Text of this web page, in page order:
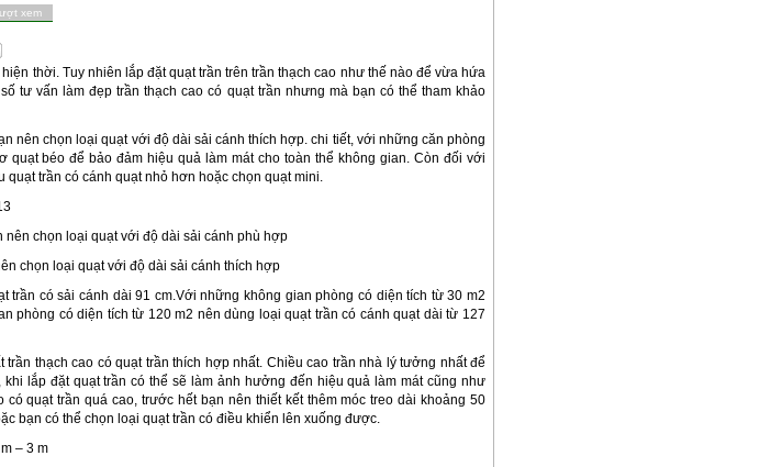
xem
thời. Tuy nhiên lắp đặt quạt trần trên trần thạch cao như thế nào để vừa hứa
tư vấn làm đẹp trần thạch cao có quạt trần nhưng mà bạn có thể tham khảo
nên chọn loại quạt với độ dài sải cánh thích hợp. chi tiết, với những căn phòng
béo để bảo đảm hiệu quả làm mát cho toàn thể không gian. Còn đối với
trần có cánh quạt nhỏ hơn hoặc chọn quạt mini.
chọn loại quạt với độ dài sải cánh thích hợp
có sải cánh dài 91 cm.Với những không gian phòng có diện tích từ 30 m2
phòng có diện tích từ 120 m2 nên dùng loại quạt trần có cánh quạt dài từ 127
thạch cao có quạt trần thích hợp nhất. Chiều cao trần nhà lý tưởng nhất để
lắp đặt quạt trần có thể sẽ làm ảnh hưởng đến hiệu quả làm mát cũng như
quạt trần quá cao, trước hết bạn nên thiết kết thêm móc treo dài khoảng 50
bạn có thể chọn loại quạt trần có điều khiển lên xuống được.